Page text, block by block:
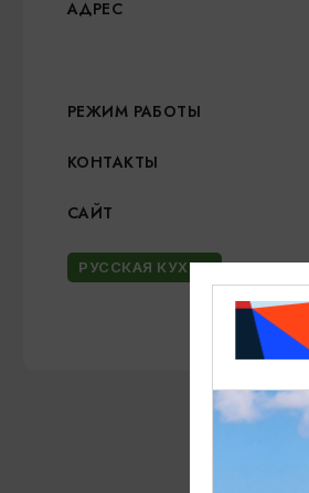
АДРЕС
РЕЖИМ РАБОТЫ
КОНТАКТЫ
САЙТ
РУССКАЯ КУХНЯ